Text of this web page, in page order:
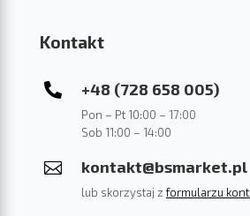
Kontakt
 +48 (728 658 005)
Pon – Pt 10:00 – 17:00
Sob 11:00 – 14:00
 kontakt@bsmarket.pl
lub skorzystaj z formularzu